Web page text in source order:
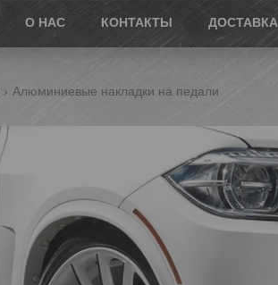
О НАС КОНТАКТЫ ДОСТАВКА
Алюминиевые накладки на педали